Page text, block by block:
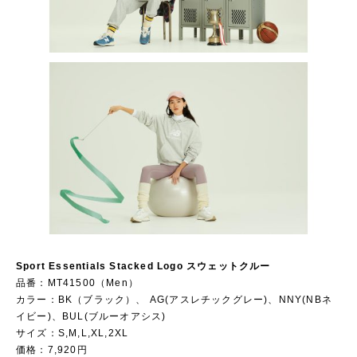
Sport Essentials Stacked Logo スウェットクルー
品番：MT41500（Men）
カラー：BK（ブラック）、 AG(アスレチックグレー)、NNY(NBネ
イビー)、BUL(ブルーオアシス)
サイズ：S,M,L,XL,2XL
価格：7,920円